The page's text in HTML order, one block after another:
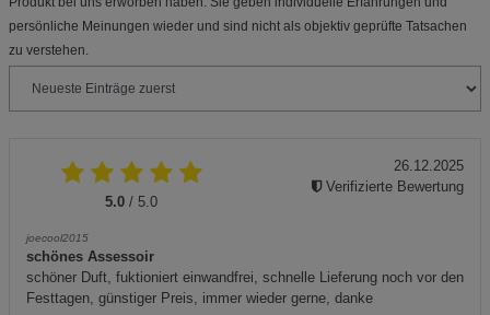
persönliche Meinungen wieder und sind nicht als objektiv geprüfte Tatsachen
zu verstehen.
5.0 / 5.0
joecool2015
schönes Assessoir
schöner Duft, fuktioniert einwandfrei, schnelle Lieferung noch vor den
Festtagen, günstiger Preis, immer wieder gerne, danke
26.12.2025
Verifizierte Bewertung